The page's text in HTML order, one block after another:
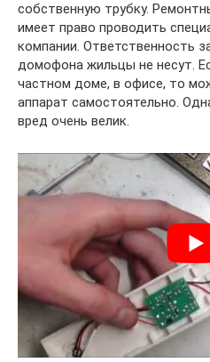
собственную трубку.
имеет право проводить
компании. Ответственность
домофона жильцы не несут.
частном доме, в офисе, то
аппарат самостоятельно.
вред очень велик.